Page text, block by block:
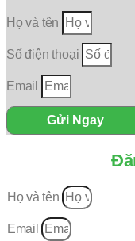
Họ và tên
Số điện thoại
Email
Gửi Ngay
Họ và tên
Email